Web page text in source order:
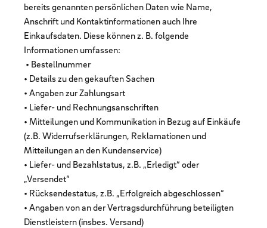
bereits genannten persönlichen Daten wie Name,
Anschrift und Kontaktinformationen auch Ihre
Einkaufsdaten. Diese können z. B. folgende
Informationen umfassen:
• Bestellnummer
• Details zu den gekauften Sachen
• Angaben zur Zahlungsart
• Liefer- und Rechnungsanschriften
• Mitteilungen und Kommunikation in Bezug auf Einkäufe
(z.B. Widerrufserklärungen, Reklamationen und
Mitteilungen an den Kundenservice)
• Liefer- und Bezahlstatus, z.B. „Erledigt“ oder
„Versendet“
• Rücksendestatus, z.B. „Erfolgreich abgeschlossen“
• Angaben von an der Vertragsdurchführung beteiligten
Dienstleistern (insbes. Versand)